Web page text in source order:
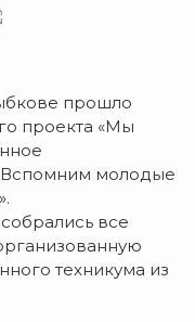
прошло
проекта «Мы
молодые
все
техникума из